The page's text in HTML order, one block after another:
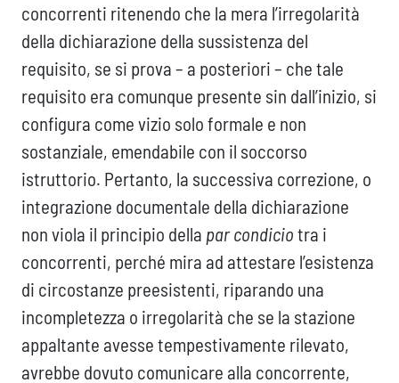
concorrenti ritenendo che la mera l’irregolarità
della dichiarazione della sussistenza del
requisito, se si prova – a posteriori – che tale
requisito era comunque presente sin dall’inizio, si
configura come vizio solo formale e non
sostanziale, emendabile con il soccorso
istruttorio. Pertanto, la successiva correzione, o
integrazione documentale della dichiarazione
non viola il principio della par condicio tra i
concorrenti, perché mira ad attestare l’esistenza
di circostanze preesistenti, riparando una
incompletezza o irregolarità che se la stazione
appaltante avesse tempestivamente rilevato,
avrebbe dovuto comunicare alla concorrente,